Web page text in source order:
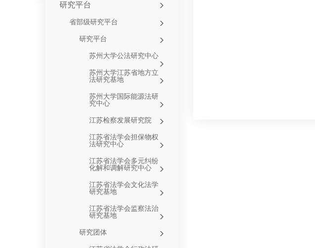
研究平台
省部级研究平台
研究平台
苏州大学公法研究中心
苏州大学江苏省地方立
法研究基地
苏州大学国际能源法研
究中心
江苏检察发展研究院
江苏省法学会担保物权
法研究中心
江苏省法学会多元纠纷
化解和调解研究中心
江苏省法学会文化法学
研究基地
江苏省法学会监察法治
研究基地
研究团体